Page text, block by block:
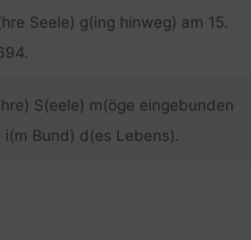
Seele) g(ing hinweg) am 15.
S(eele) m(öge eingebunden
i(m Bund) d(es Lebens).